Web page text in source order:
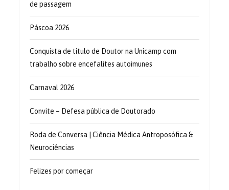
de passagem
Páscoa 2026
Conquista de título de Doutor na Unicamp com
trabalho sobre encefalites autoimunes
Carnaval 2026
Convite – Defesa pública de Doutorado
Roda de Conversa | Ciência Médica Antroposófica &
Neurociências
Felizes por começar